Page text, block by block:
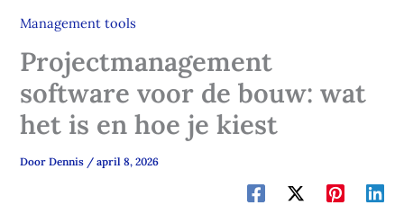
Management tools
Projectmanagement
software voor de bouw: wat
het is en hoe je kiest
DoorDennis /april 8, 2026